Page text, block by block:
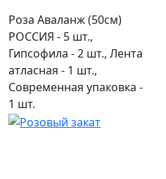
Роза Аваланж (50см)
РОССИЯ - 5 шт.,
Гипсофила - 2 шт., Лента
атласная - 1 шт.,
Современная упаковка -
1 шт.